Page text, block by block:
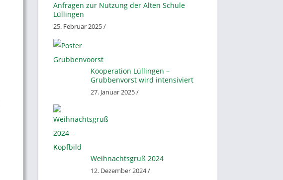
Anfragen zur Nutzung der Alten Schule
Lüllingen
25. Februar 2025 /
Kooperation Lüllingen –
Grubbenvorst wird intensiviert
27. Januar 2025 /
Weihnachtsgruß 2024
12. Dezember 2024 /